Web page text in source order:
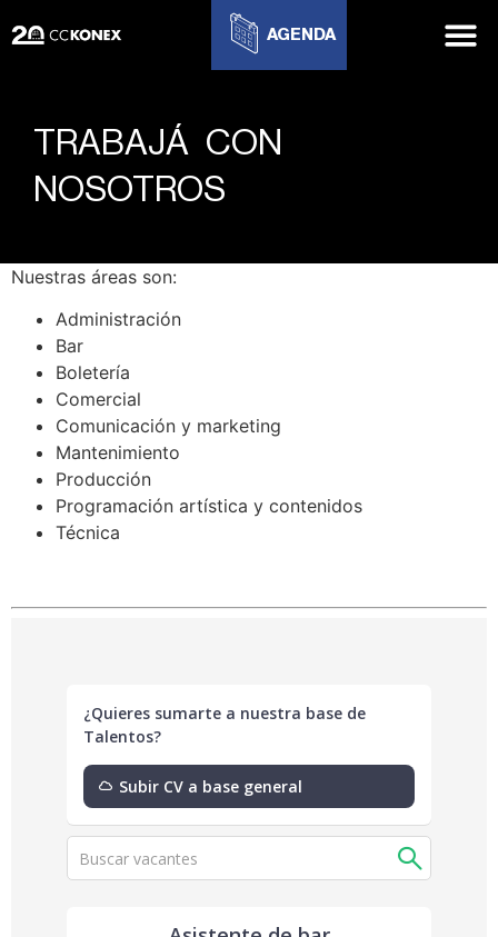
AGENDA
TRABAJÁ CON
NOSOTROS
Nuestras áreas son:
Administración
Bar
Boletería
Comercial
Comunicación y marketing
Mantenimiento
Producción
Programación artística y contenidos
Técnica